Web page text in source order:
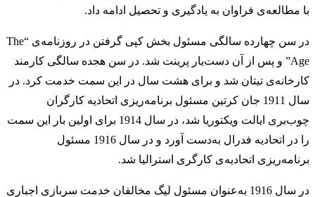
با مطالعه‌ی فراوان به یادگیری و تحصیل ادامه داد.
در سن چهارده سالگی مسئول بخش کپی گرفتن در روزنامه‌ی “The
Age” و پس از آن دست‌یار پرینت شد. در سن هجده سالگی کارمند
کارخانه‌ی تیتان شد و برای هشت سال در این سمت خدمت کرد. در
سال 1911 جان کرتین مسئول برنامه‌ریزی اتحادیه کارگران
چوب‌بری ایالت ویکتوریا شد، در سال 1914 برای اولین بار این سمت
را در اتحادیه فدرال به‌دست آورد و در سال 1916 مسئول
برنامه‌ریزی اتحادیه‌ی کارگری استرالیا شد.
در سال 1916 به‌عنوان مسئول لیگ مخالفان خدمت سربازی اجباری